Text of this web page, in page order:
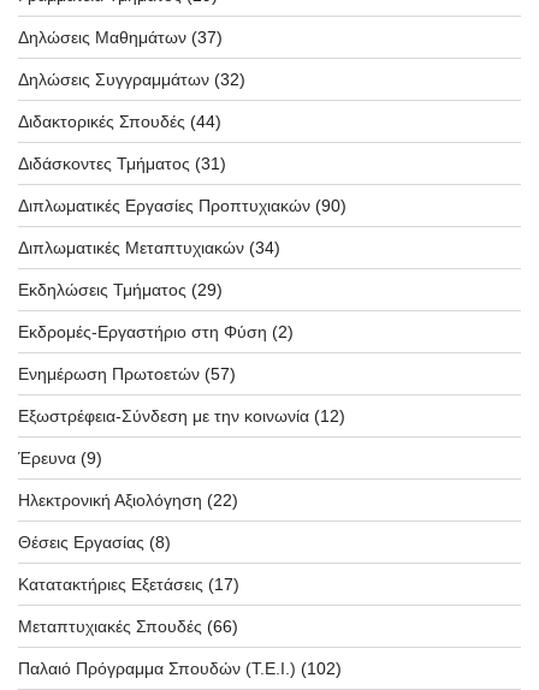
Δηλώσεις Μαθημάτων (37)
Δηλώσεις Συγγραμμάτων (32)
Διδακτορικές Σπουδές (44)
Διδάσκοντες Τμήματος (31)
Διπλωματικές Εργασίες Προπτυχιακών (90)
Διπλωματικές Μεταπτυχιακών (34)
Εκδηλώσεις Τμήματος (29)
Εκδρομές-Εργαστήριο στη Φύση (2)
Ενημέρωση Πρωτοετών (57)
Εξωστρέφεια-Σύνδεση με την κοινωνία (12)
Έρευνα (9)
Ηλεκτρονική Αξιολόγηση (22)
Θέσεις Εργασίας (8)
Κατατακτήριες Εξετάσεις (17)
Μεταπτυχιακές Σπουδές (66)
Παλαιό Πρόγραμμα Σπουδών (T.E.I.) (102)